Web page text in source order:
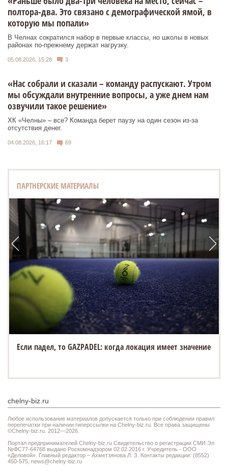
полтора-два. Это связано с демографической ямой, в
которую мы попали»
В Челнах сократился набор в первые классы, но школы в новых
районах по-прежнему держат нагрузку.
05.08.2026, 15:28 3
«Нас собрали и сказали – команду распускают. Утром
мы обсуждали внутренние вопросы, а уже днем нам
озвучили такое решение»
ХК «Челны» – все? Команда берет паузу на один сезон из-за
отсутствия денег.
04.08.2026, 16:17 69
ПАРТНЕРСКИЕ МАТЕРИАЛЫ
Если падел, то GAZPADEL: когда локация имеет значение
chelny-biz.ru
Любое использование материалов допускается только при соблюдении правил
перепечатки при наличии гиперссылки на Chelny-biz.ru. Все права защищены
©Chelny-biz.ru. 2012—2026.
Портал предпринимателей Chelny-biz.ru Свидетельство о регистрации СМИ Эл
№ФС77-64768 выдано Роскомнадзором 02.02.2016 г. Учредитель - ООО
«Деловой». Главный редактор – Ахметзянова Л. З. Контакты редакции: (8552)
450-575, news@chelny-biz.ru